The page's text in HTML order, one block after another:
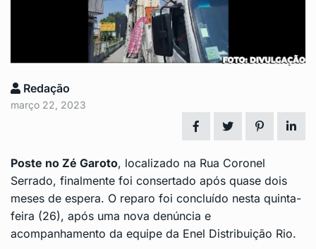
Redação
março 22, 2023
Poste no Zé Garoto, localizado na Rua Coronel
Serrado, finalmente foi consertado após quase dois
meses de espera. O reparo foi concluído nesta quinta-
feira (26), após uma nova denúncia e
acompanhamento da equipe da Enel Distribuição Rio.